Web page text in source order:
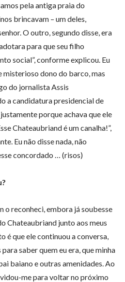
pela antiga praia do
brincavam – um deles,
O outro, segundo disse, era
para que seu filho
social”, conforme explicou. Eu
misterioso dono do barco, mas
do jornalista Assis
a candidatura presidencial de
porque achava que ele
Chateaubriand é um canalha!”,
Eu não disse nada, não
concordado … (risos)
o reconheci, embora já soubesse
Chateaubriand junto aos meus
é que ele continuou a conversa,
saber quem eu era, que minha
baiano e outras amenidades. Ao
me para voltar no próximo